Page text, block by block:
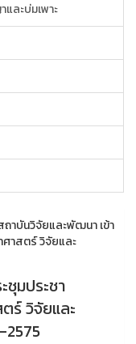
ละบ่มเพาะ
ถาบันวิจัยและพัฒนา เข้า
ศาสตร์ วิจัยและ
ชุมประชา
ร์ วิจัยและ